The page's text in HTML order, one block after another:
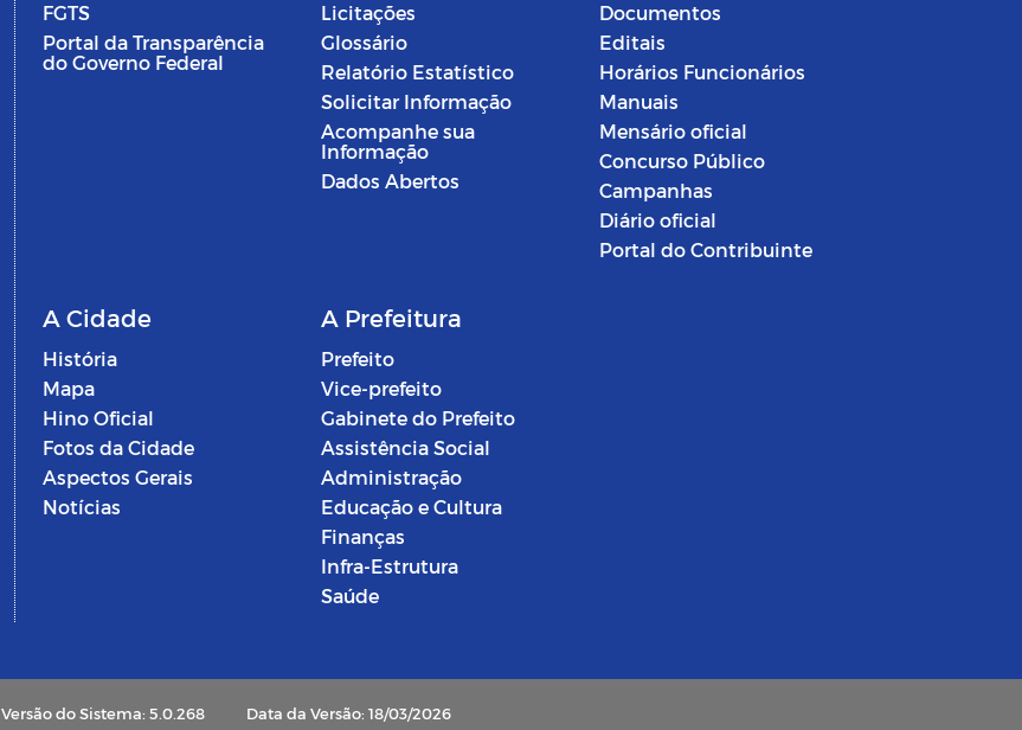
FGTS
Portal da Transparência
do Governo Federal
Licitações
Glossário
Relatório Estatístico
Solicitar Informação
Acompanhe sua
Informação
Dados Abertos
Documentos
Editais
Horários Funcionários
Manuais
Mensário oficial
Concurso Público
Campanhas
Diário oficial
Portal do Contribuinte
A Cidade
História
Mapa
Hino Oficial
Fotos da Cidade
Aspectos Gerais
Notícias
A Prefeitura
Prefeito
Vice-prefeito
Gabinete do Prefeito
Assistência Social
Administração
Educação e Cultura
Finanças
Infra-Estrutura
Saúde
Versão do Sistema: 5.0.268 Data da Versão: 18/03/2026